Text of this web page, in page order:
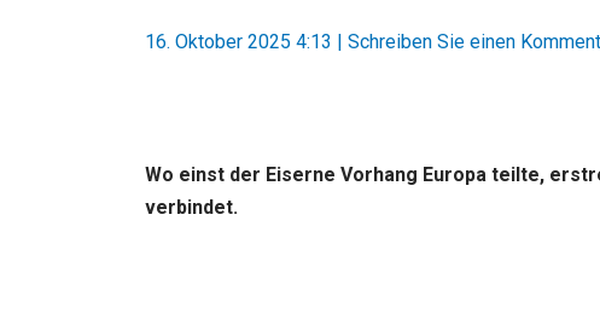
16. Oktober 2025 4:13 Schreiben Sie einen
Wo einst der Eiserne Vorhang Europa teilte,
verbindet.